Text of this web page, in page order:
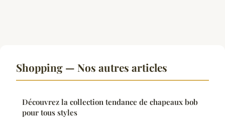
Shopping — Nos autres articles
Découvrez la collection tendance de chapeaux bob
pour tous styles